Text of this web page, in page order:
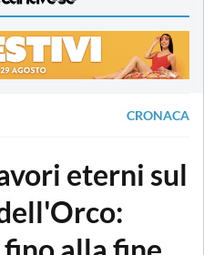
CRONACA
eterni sul